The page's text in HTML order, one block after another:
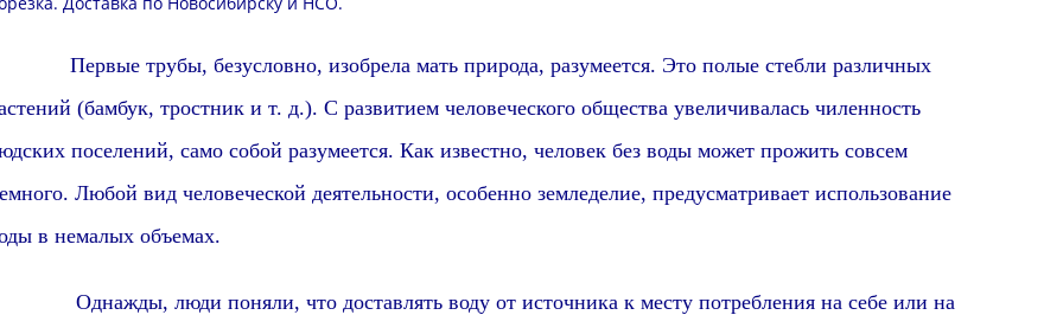
трубы, безусловно, изобрела мать природа, разумеется. Это полые стебли различных
(бамбук, тростник и т. д.). С развитием человеческого общества увеличивалась чиленность
поселений, само собой разумеется. Как известно, человек без воды может прожить совсем
Любой вид человеческой деятельности, особенно земледелие, предусматривает использование
в немалых объемах.
люди поняли, что доставлять воду от источника к месту потребления на себе или на